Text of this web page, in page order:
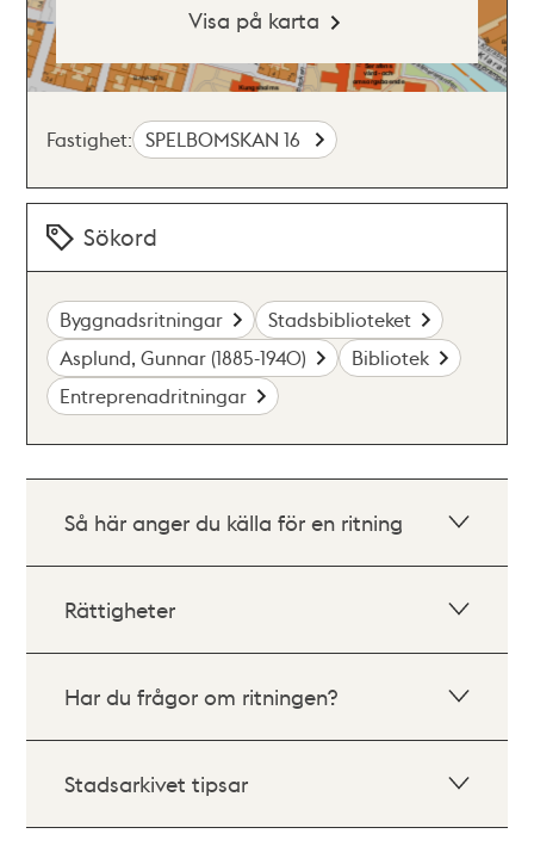
Visa på karta
Fastighet: SPELBOMSKAN 16
Sökord
Byggnadsritningar
Stadsbiblioteket
Asplund, Gunnar (1885-1940)
Bibliotek
Entreprenadritningar
Så här anger du källa för en ritning
Rättigheter
Har du frågor om ritningen?
Stadsarkivet tipsar